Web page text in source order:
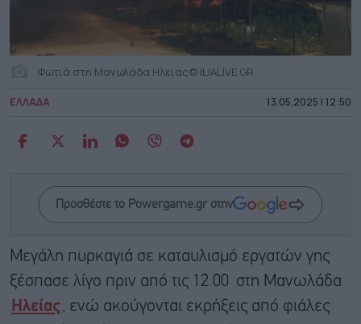
Φωτιά στη Μανωλάδα Ηλείας© ILIALIVE.GR
ΕΛΛΑΔΑ 13.05.2025 | 12:50
Προσθέστε το Powergame.gr στην
Μεγάλη πυρκαγιά σε καταυλισμό εργατών γης
ξέσπασε λίγο πριν από τις 12.00 στη Μανωλάδα
Ηλείας, ενώ ακούγονται εκρήξεις από φιάλες